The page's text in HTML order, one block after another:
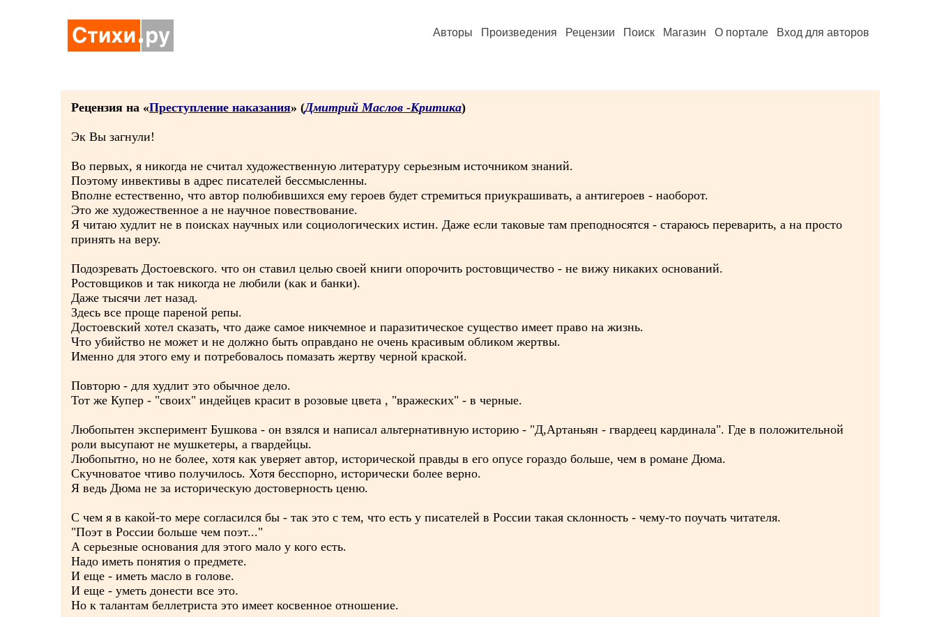
Авторы Произведения Рецензии Поиск Магазин О портале Вход для авторов
Рецензия на «Преступление наказания» (Дмитрий Маслов -Критика)
Эк Вы загнули!
Во первых, я никогда не считал художественную литературу серьезным источником знаний.
Поэтому инвективы в адрес писателей бессмысленны.
Вполне естественно, что автор полюбившихся ему героев будет стремиться приукрашивать, а антигероев - наоборот.
Это же художественное а не научное повествование.
Я читаю худлит не в поисках научных или социологических истин. Даже если таковые там преподносятся - стараюсь переварить, а на просто
принять на веру.
Подозревать Достоевского. что он ставил целью своей книги опорочить ростовщичество - не вижу никаких оснований.
Ростовщиков и так никогда не любили (как и банки).
Даже тысячи лет назад.
Здесь все проще пареной репы.
Достоевский хотел сказать, что даже самое никчемное и паразитическое существо имеет право на жизнь.
Что убийство не может и не должно быть оправдано не очень красивым обликом жертвы.
Именно для этого ему и потребовалось помазать жертву черной краской.
Повторю - для худлит это обычное дело.
Тот же Купер - "своих" индейцев красит в розовые цвета , "вражеских" - в черные.
Любопытен эксперимент Бушкова - он взялся и написал альтернативную историю - "Д,Артаньян - гвардеец кардинала". Где в положительной
роли высупают не мушкетеры, а гвардейцы.
Любопытно, но не более, хотя как уверяет автор, исторической правды в его опусе гораздо больше, чем в романе Дюма.
Скучноватое чтиво получилось. Хотя бесспорно, исторически более верно.
Я ведь Дюма не за историческую достоверность ценю.
С чем я в какой-то мере согласился бы - так это с тем, что есть у писателей в России такая склонность - чему-то поучать читателя.
"Поэт в России больше чем поэт..."
А серьезные основания для этого мало у кого есть.
Надо иметь понятия о предмете.
И еще - иметь масло в голове.
И еще - уметь донести все это.
Но к талантам беллетриста это имеет косвенное отношение.